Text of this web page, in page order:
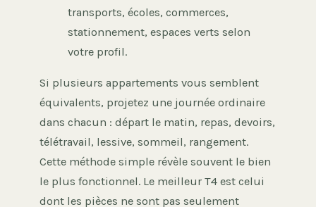
transports, écoles, commerces,
stationnement, espaces verts selon
votre profil.
Si plusieurs appartements vous semblent
équivalents, projetez une journée ordinaire
dans chacun : départ le matin, repas, devoirs,
télétravail, lessive, sommeil, rangement.
Cette méthode simple révèle souvent le bien
le plus fonctionnel. Le meilleur T4 est celui
dont les pièces ne sont pas seulement